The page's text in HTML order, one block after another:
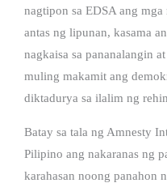
nagtipon sa EDSA ang
antas ng lipunan, kasama
nagkaisa sa pananalangin
muling makamit ang
diktadurya sa ilalim ng
Batay sa tala ng Amnesty
Pilipino ang nakaranas ng
karahasan noong panahon